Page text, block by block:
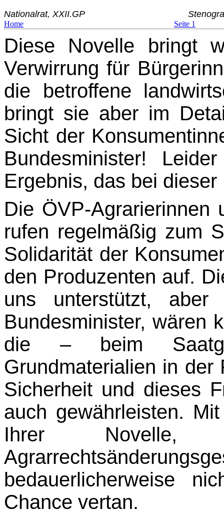
Nationalrat, XXII.GP
Home Seite 1
Diese Novelle bringt
Verwirrung für
die betroffene
bringt sie aber im
Sicht der
Bundesminister!
Ergebnis, das bei
Die ÖVP-Agrarierinnen
rufen regelmäßig zum
Solidarität der
den Produzenten auf.
uns unterstützt,
Bundesminister, wären
die – beim
Grundmaterialien in der
Sicherheit und dieses
auch gewährleisten.
Ihrer
bedauerlicherweise
Chance vertan.